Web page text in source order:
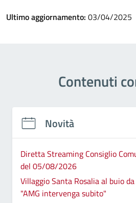
Ultimo aggiornamento: 03/04/2025
Contenuti
Novità
Diretta Streaming Consiglio
del 05/08/2026
Villaggio Santa Rosalia al buio
"AMG intervenga subito"